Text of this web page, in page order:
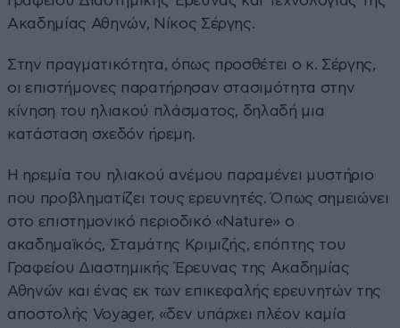
Ακαδημίας Αθηνών, Νίκος Σέργης.
Στην πραγματικότητα, όπως προσθέτει ο κ. Σέργης,
οι επιστήμονες παρατήρησαν στασιμότητα στην
κίνηση του ηλιακού πλάσματος, δηλαδή μια
κατάσταση σχεδόν ήρεμη.
Η ηρεμία του ηλιακού ανέμου παραμένει μυστήριο
που προβληματίζει τους ερευνητές. Όπως σημειώνει
στο επιστημονικό περιοδικό «Nature» ο
ακαδημαϊκός, Σταμάτης Κριμιζής, επόπτης του
Γραφείου Διαστημικής Έρευνας της Ακαδημίας
Αθηνών και ένας εκ των επικεφαλής ερευνητών της
αποστολής Voyager, «δεν υπάρχει πλέον καμία